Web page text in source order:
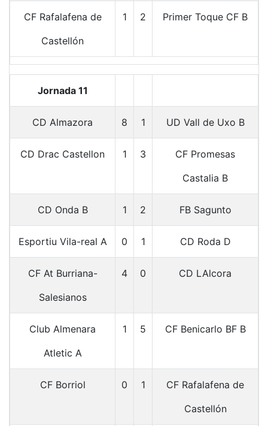
CF Rafalafena de
Castellón
1 2 Primer Toque CF B
Jornada 11
CD Almazora 8 1 UD Vall de Uxo B
CD Drac Castellon 1 3
CF Promesas
Castalia B
CD Onda B 1 2 FB Sagunto
Esportiu Vila-real A 0 1 CD Roda D
CF At Burriana-
Salesianos
4 0 CD LAlcora
Club Almenara
Atletic A
1 5 CF Benicarlo BF B
CF Borriol 0 1
CF Rafalafena de
Castellón